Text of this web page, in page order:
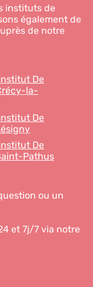
instituts de
également de
de notre
De
la-
De
De
Pathus
ou un
et 7j/7 via notre